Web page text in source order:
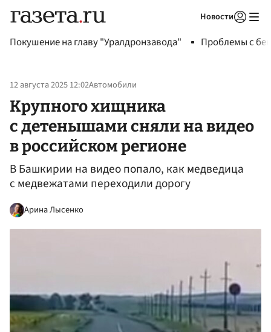
Новости
Покушение на главу "Уралдронзавода" Проблемы с
12 августа 2025 12:02Автомобили
Крупного хищника
с детенышами сняли на видео
в российском регионе
В Башкирии на видео попало, как медведица
с медвежатами переходили дорогу
Арина Лысенко